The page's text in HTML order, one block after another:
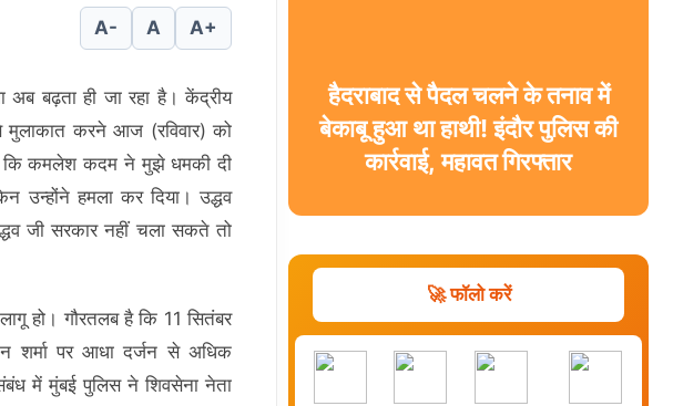
A- A A+
अब बढ़ता ही जा रहा है। केंद्रीय
मुलाकात करने आज (रविवार) को
कि कमलेश कदम ने मुझे धमकी दी
उन्होंने हमला कर दिया। उद्धव
जी सरकार नहीं चला सकते तो
हो। गौरतलब है कि 11 सितंबर
शर्मा पर आधा दर्जन से अधिक
में मुंबई पुलिस ने शिवसेना नेता
हैदराबाद से पैदल चलने के तनाव में
बेकाबू हुआ था हाथी! इंदौर पुलिस की
कार्रवाई, महावत गिरफ्तार
🚀 फॉलो करें